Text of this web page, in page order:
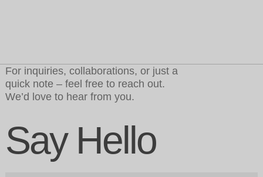
Say Hello
For inquiries, collaborations, or just a
quick note – feel free to reach out.
We’d love to hear from you.